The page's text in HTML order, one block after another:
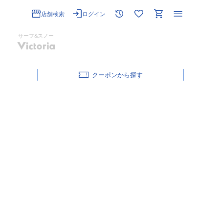
店舗検索 ログイン
サーフ&スノー
クーポン